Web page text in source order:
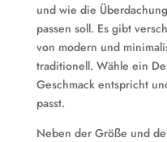
und wie die
passen soll. Es gibt
von modern und
traditionell. Wähle ein
Geschmack entspricht
passt.
Neben der Größe und